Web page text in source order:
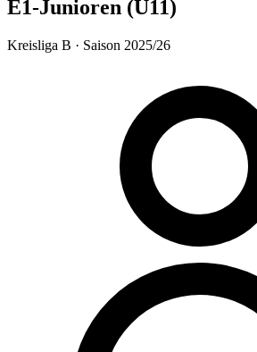
E1-Junioren (U11)
Kreisliga B · Saison 2025/26